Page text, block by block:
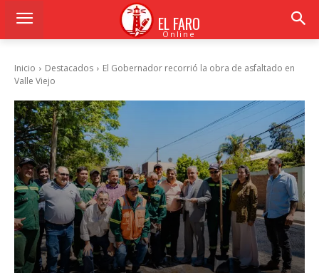
EL FARO
Online
Inicio Destacados
El Gobernador recorrió la obra de asfaltado en
Valle Viejo